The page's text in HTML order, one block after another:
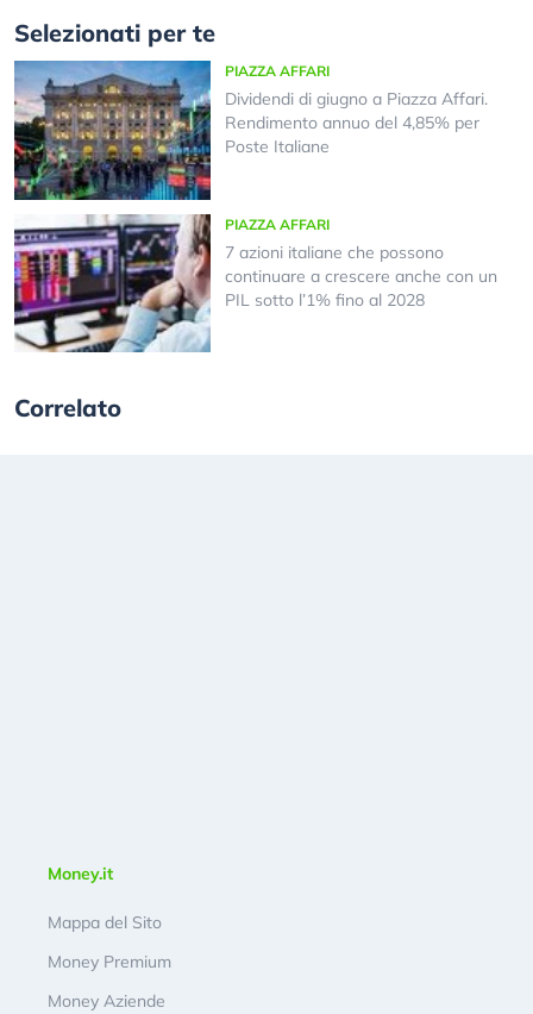
Selezionati per te
PIAZZA AFFARI
Dividendi di giugno a Piazza Affari.
Rendimento annuo del 4,85% per
Poste Italiane
PIAZZA AFFARI
7 azioni italiane che possono
continuare a crescere anche con un
PIL sotto l’1% fino al 2028
Correlato
Money.it
Mappa del Sito
Money Premium
Money Aziende